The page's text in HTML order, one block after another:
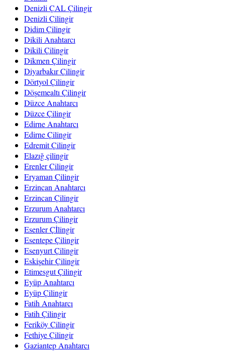
Denizli ÇAL Çilingir
Denizli Çilingir
Didim Çilingir
Dikili Anahtarcı
Dikili Çilingir
Dikmen Çilingir
Diyarbakır Çilingir
Dörtyol Çilingir
Döşemealtı Çilingir
Düzce Anahtarcı
Düzce Çilingir
Edirne Anahtarcı
Edirne Çilingir
Edremit Çilingir
Elazığ çilingir
Erenler Çilingir
Eryaman Çilingir
Erzincan Anahtarcı
Erzincan Çilingir
Erzurum Anahtarcı
Erzurum Çilingir
Esenler Çİlingir
Esentepe Çilingir
Esenyurt Çilingir
Eskişehir Çilingir
Etimesgut Çilingir
Eyüp Anahtarcı
Eyüp Çilingir
Fatih Anahtarcı
Fatih Çilingir
Feriköy Çilingir
Fethiye Çilingir
Gaziantep Anahtarcı